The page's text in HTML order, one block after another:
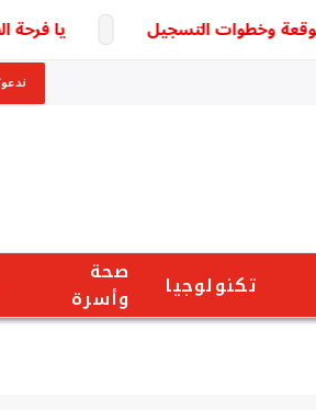
يا فرحة الطلاب.. تنسيق
تكنولوجيا
صحة
وأسرة